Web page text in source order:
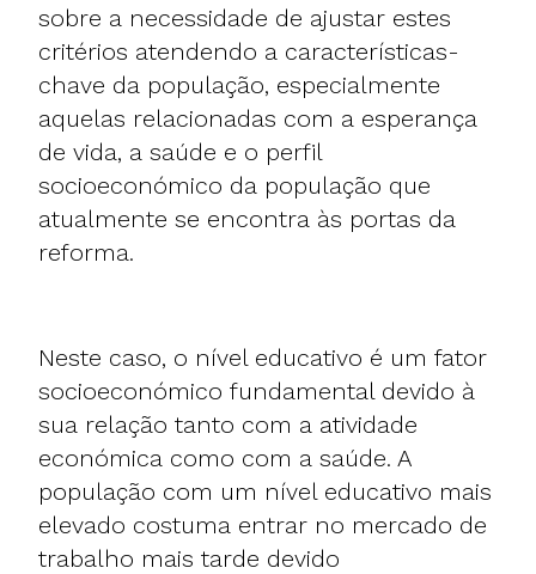
sobre a necessidade de ajustar estes
critérios atendendo a características-
chave da população, especialmente
aquelas relacionadas com a esperança
de vida, a saúde e o perfil
socioeconómico da população que
atualmente se encontra às portas da
reforma.
Neste caso, o nível educativo é um fator
socioeconómico fundamental devido à
sua relação tanto com a atividade
económica como com a saúde. A
população com um nível educativo mais
elevado costuma entrar no mercado de
trabalho mais tarde devido